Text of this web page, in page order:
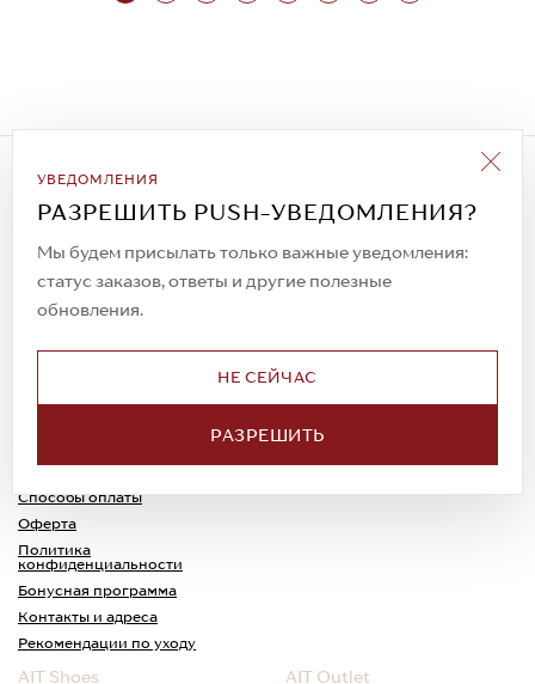
УВЕДОМЛЕНИЯ
РАЗРЕШИТЬ PUSH-УВЕДОМЛЕНИЯ?
Мы будем присылать только важные уведомления:
статус заказов, ответы и другие полезные
обновления.
НЕ СЕЙЧАС
РАЗРЕШИТЬ
Подписаться на рассылку
Всегда будьте в курсе новых акций и
спецпредложений!
© 2023. AIT Shoes
Все права защищены
Доставка
Способы оплаты
Оферта
Политика
конфиденциальности
Обмен и возврат
Каспи-Ред
Бонусная программа
Контакты и адреса
Рекомендации по уходу
AIT Shoes AIT Outlet